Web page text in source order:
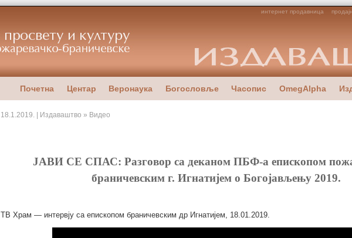
интернет продавница
Почетна Центар Веронаука Богословље Часопис OmegAlpha
18.1.2019. | Издаваштво » Видео
ЈАВИ СЕ СПАС: Разговор са деканом ПБФ-а епископом
браничевским г. Игнатијем о Богојављењу 2019.
ТВ Храм — интервју са епископом браничевским др Игнатијем, 18.01.2019.